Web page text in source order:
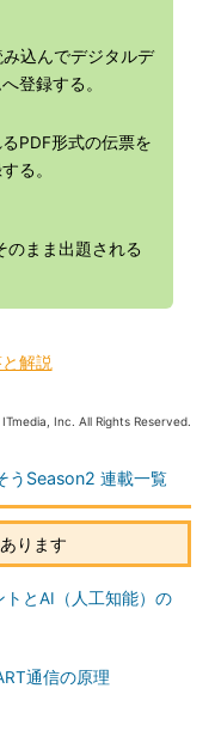
込んでデジタルデ
登録する。
PDF形式の伝票を
る。
のまま出題される
解説
Inc. All Rights Reserved.
うSeason2 連載一覧
ります
とAI（人工知能）の
通信の原理